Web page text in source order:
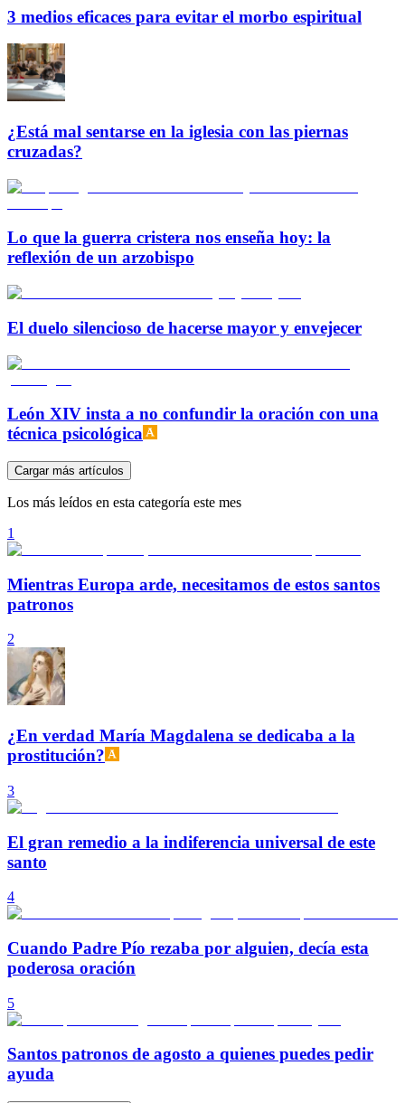
3 medios eficaces para evitar el morbo espiritual
¿Está mal sentarse en la iglesia con las piernas
cruzadas?
Lo que la guerra cristera nos enseña hoy: la
reflexión de un arzobispo
El duelo silencioso de hacerse mayor y envejecer
León XIV insta a no confundir la oración con una
técnica psicológica
Cargar más artículos
Los más leídos en esta categoría este mes
1
Mientras Europa arde, necesitamos de estos santos
patronos
2
¿En verdad María Magdalena se dedicaba a la
prostitución?
3
El gran remedio a la indiferencia universal de este
santo
4
Cuando Padre Pío rezaba por alguien, decía esta
poderosa oración
5
Santos patronos de agosto a quienes puedes pedir
ayuda